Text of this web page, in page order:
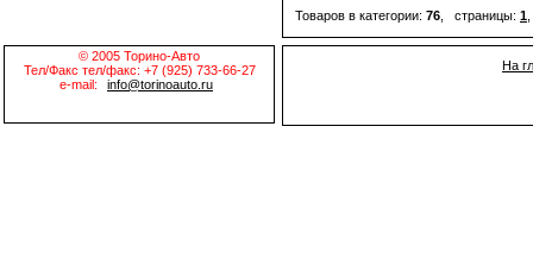
Товаров в категории: 76 , страницы: 1
© 2005 Торино-Авто
Тел/Факс тел/факс: +7 (925) 733-66-27
e-mail:
info@torinoauto.ru
На